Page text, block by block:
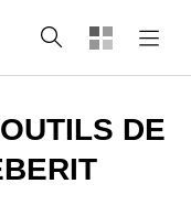
Recherche
DE